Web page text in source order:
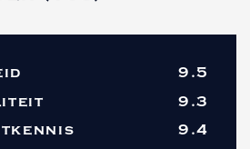
9.5
9.3
9.4